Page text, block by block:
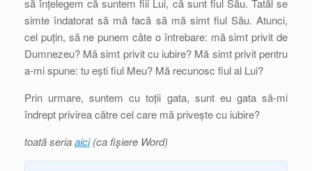
să înțelegem că suntem fiii Lui, că sunt fiul Său. Tatăl se
simte îndatorat să mă facă să mă simt fiul Său. Atunci,
cel puțin, să ne punem câte o întrebare: mă simt privit de
Dumnezeu? Mă simt privit cu iubire? Mă simt privit pentru
a-mi spune: tu ești fiul Meu? Mă recunosc fiul al Lui?
Prin urmare, suntem cu toții gata, sunt eu gata să-mi
îndrept privirea către cel care mă privește cu iubire?
toată seriaaici(ca fişiere Word)